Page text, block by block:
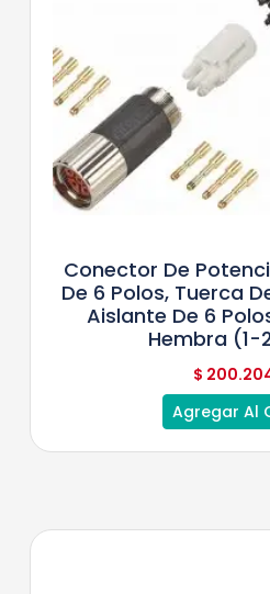
Conector De
De 6 Polos, Tuerca
Aislante De 6
Hembra (1-
$
Agregar Al